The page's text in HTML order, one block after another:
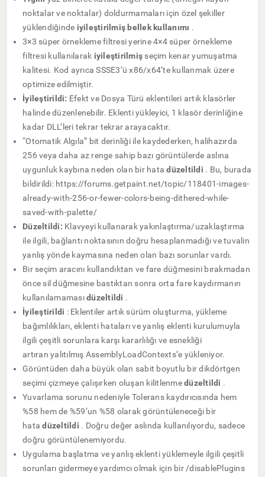
noktalar ve noktalar) doldurmamaları için özel şekiller
yüklendiğinde iyileştirilmiş bellek kullanımı .
3×3 süper örnekleme filtresi yerine 4×4 süper örnekleme
filtresi kullanılarak iyileştirilmiş seçim kenar yumuşatma
kalitesi. Kod ayrıca SSSE3’ü x86/x64’te kullanmak üzere
optimize edilmiştir.
İyileştirildi: Efekt ve Dosya Türü eklentileri artık klasörler
halinde düzenlenebilir. Eklenti yükleyici, 1 klasör derinliğine
kadar DLL’leri tekrar tekrar arayacaktır.
“Otomatik Algıla” bit derinliği ile kaydederken, halihazırda
256 veya daha az renge sahip bazı görüntülerde aslına
uygunluk kaybına neden olan bir hatadüzeltildi . Bu, burada
bildirildi: https://forums.getpaint.net/topic/118401-images-
already-with-256-or-fewer-colors-being-dithered-while-
saved-with-palette/
Düzeltildi: Klavyeyi kullanarak yakınlaştırma/uzaklaştırma
ile ilgili, bağlantı noktasının doğru hesaplanmadığı ve tuvalin
yanlış yönde kaymasına neden olan bazı sorunlar vardı.
Bir seçim aracını kullandıktan ve fare düğmesini bırakmadan
önce sil düğmesine bastıktan sonra orta fare kaydırmanın
kullanılamamasıdüzeltildi .
İyileştirildi : Eklentiler artık sürüm oluşturma, yükleme
bağımlılıkları, eklenti hataları ve yanlış eklenti kurulumuyla
ilgili çeşitli sorunlara karşı kararlılığı ve esnekliği
artıran yalıtılmış AssemblyLoadContexts’e yükleniyor.
Görüntüden daha büyük olan sabit boyutlu bir dikdörtgen
seçimi çizmeye çalışırken oluşan kilitlenmedüzeltildi .
Yuvarlama sorunu nedeniyle Tolerans kaydırıcısında hem
%58 hem de %59’un %58 olarak görüntüleneceği bir
hatadüzeltildi . Doğru değer aslında kullanılıyordu, sadece
doğru görüntülenemiyordu.
Uygulama başlatma ve yanlış eklenti yüklemeyle ilgili çeşitli
sorunları gidermeye yardımcı olmak için bir /disablePlugins